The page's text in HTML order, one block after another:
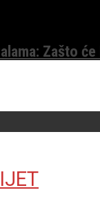
Zašto